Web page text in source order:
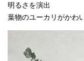
明るさを演出
葉物のユーカリがかわ